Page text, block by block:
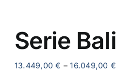
Serie Bali
13.449,00€ –16.049,00 €